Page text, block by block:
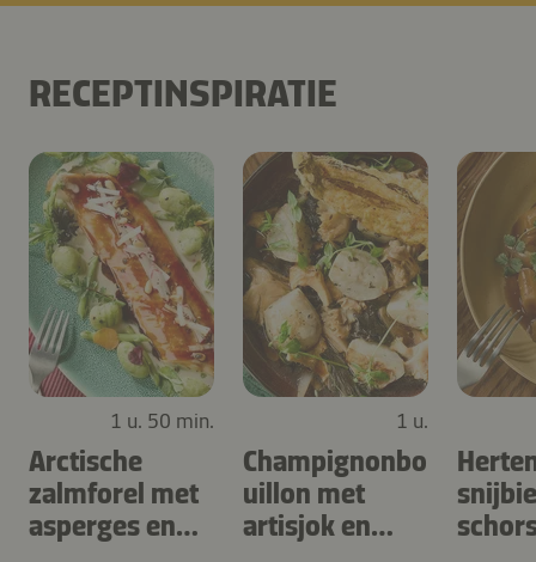
RECEPTINSPIRATIE
1 u. 50 min.
Arctische
zalmforel met
asperges en
1 u.
Champignonbo
uillon met
artisjok en